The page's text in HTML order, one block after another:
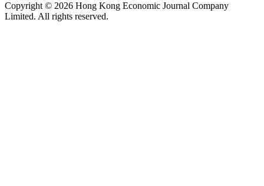
Copyright © 2026 Hong Kong Economic Journal Company
Limited. All rights reserved.